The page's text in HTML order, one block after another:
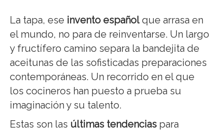
La tapa, ese invento españolque arrasa en
el mundo, no para de reinventarse. Un largo
y fructífero camino separa la bandejita de
aceitunas de las sofisticadas preparaciones
contemporáneas. Un recorrido en el que
los cocineros han puesto a prueba su
imaginación y su talento.
Estas son las últimas tendencias para